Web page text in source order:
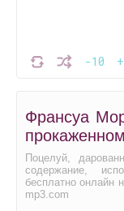
-10
Франсуа
Поцелуй,
содержание,
бесплатно онлайн
mp3.com